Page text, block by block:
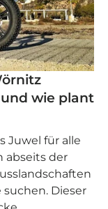
wie plant
Juwel für alle
abseits der
Dieser